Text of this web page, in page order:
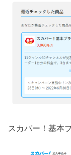
スカパー！基本